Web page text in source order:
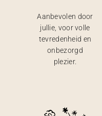
Aanbevolen door
jullie, voor volle
tevredenheid en
onbezorgd
plezier.